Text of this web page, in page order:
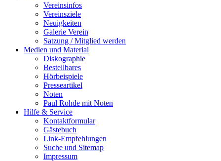
Vereinsinfos
Vereinsziele
Neuigkeiten
Galerie Verein
Satzung / Mitglied werden
Medien und Material
Diskographie
Bestellbares
Hörbeispiele
Presseartikel
Noten
Paul Rohde mit Noten
Hilfe & Service
Kontaktformular
Gästebuch
Link-Empfehlungen
Suche und Sitemap
Impressum